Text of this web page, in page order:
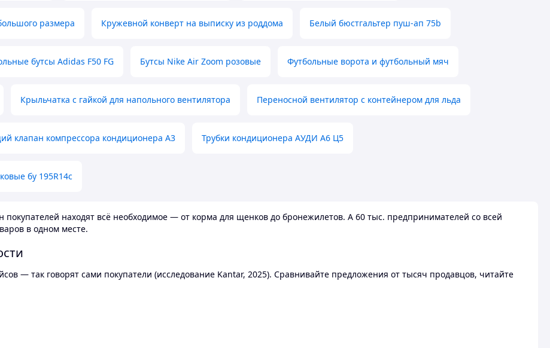
размера Кружевной конверт на выписку из роддома Белый бюстгальтер пуш-ап 75b
бутсы Adidas F50 FG Бутсы Nike Air Zoom розовые Футбольные ворота и футбольный мяч
Крыльчатка с гайкой для напольного вентилятора Переносной вентилятор с контейнером для льда
клапан компрессора кондиционера А3 Трубки кондиционера АУДИ А6 Ц5
бу 195R14c
находят всё необходимое — от корма для щенков до бронежилетов. А 60 тыс. предпринимателей со всей
в одном месте.
— так говорят сами покупатели (исследование Kantar, 2025). Сравнивайте предложения от тысяч продавцов, читайте